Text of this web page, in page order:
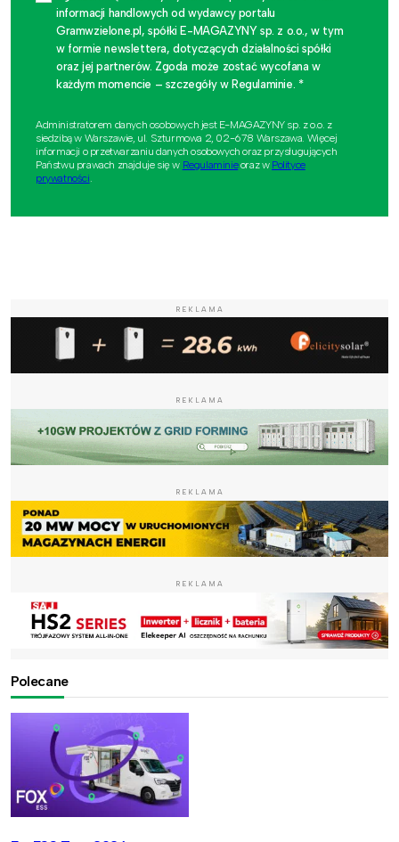
informacji handlowych od wydawcy portalu
Gramwzielone.pl, spółki E-MAGAZYNY sp. z o.o., w tym
w formie newslettera, dotyczących działalności spółki
oraz jej partnerów. Zgoda może zostać wycofana w
każdym momencie – szczegóły w Regulaminie. *
Administratorem danych osobowych jest E-MAGAZYNY sp. z o.o. z
siedzibą w Warszawie, ul. Szturmowa 2, 02-678 Warszawa. Więcej
informacji o przetwarzaniu danych osobowych oraz przysługujących
Państwu prawach znajduje się w Regulaminieoraz w Polityce
prywatności.
REKLAMA
REKLAMA
REKLAMA
REKLAMA
Polecane